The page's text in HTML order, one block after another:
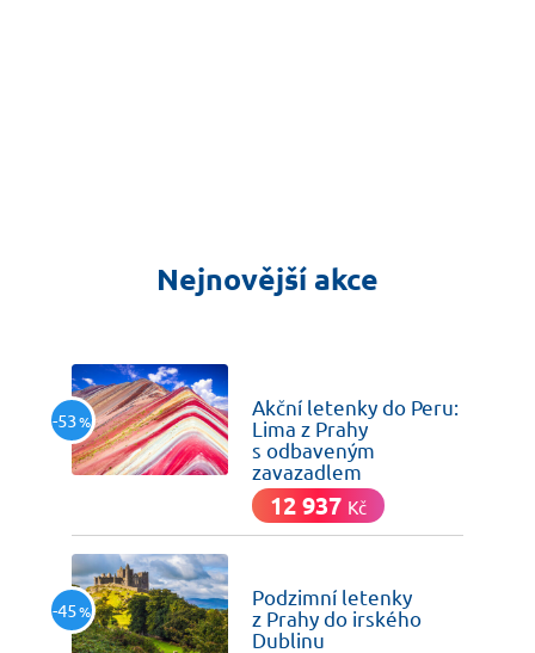
Nejnovější akce
-53%
Akční letenky do Peru:
Lima z Prahy
s odbaveným
zavazadlem
12 937 Kč
-45%
Podzimní letenky
z Prahy do irského
Dublinu